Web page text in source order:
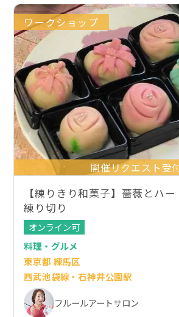
ワークショップ
開催リクエスト受
【練りきり和菓子】薔薇とハ
練り切り
オンライン可
料理・グルメ
東京都 練馬区
西武池袋線・石神井公園駅
フルールアートサロン